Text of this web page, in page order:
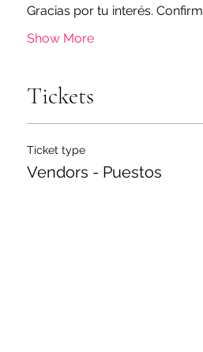
Gracias por tu interés.
Show More
Tickets
Ticket type
Vendors - Puestos